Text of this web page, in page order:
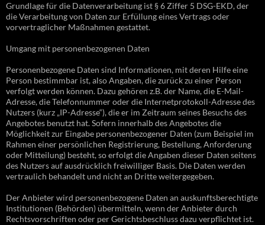
Grundlage für die Datenverarbeitung ist § 6 Ziffer 5 DSG-EKD, der
die Verarbeitung von Daten zur Erfüllung eines Vertrags oder
vorvertraglicher Maßnahmen gestattet.
Umgang mit personenbezogenen Daten
Personenbezogene Daten sind Informationen, mit deren Hilfe eine
Person bestimmbar ist, also Angaben, die zurück zu einer Person
verfolgt werden können. Dazu gehören z.B. der Name, die E-Mail-
Adresse, die Telefonnummer oder die Internetprotokoll-Adresse des
Nutzers (kurz „IP-Adresse“), die er im Zeitraum seines Besuchs des
Angebotes benutzt hat. Sofern innerhalb des Angebotes die
Möglichkeit zur Eingabe personenbezogener Daten (zum Beispiel im
Rahmen einer persönlichen Registrierung, Bestellung, Anforderung
oder Mitteilung) besteht, so erfolgt die Angaben dieser Daten seitens
des Nutzers auf ausdrücklich freiwilliger Basis. Die Daten werden
vertraulich behandelt und nicht an Dritte weitergegeben.
Der Anbieter wird personenbezogene Daten an auskunftsberechtigte
Institutionen (Behörden) übermitteln, wenn der Anbieter durch
Rechtsvorschriften oder per Gerichtsbeschluss dazu verpflichtet ist.